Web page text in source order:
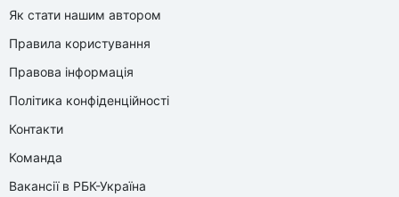
Як стати нашим автором
Правила користування
Правова інформація
Політика конфіденційності
Контакти
Команда
Вакансії в РБК-Україна